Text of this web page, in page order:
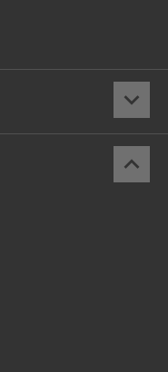
keyboard_arrow_down
keyboard_arrow_up